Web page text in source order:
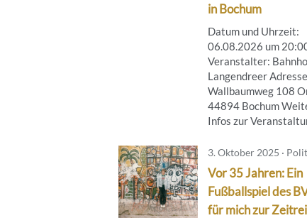
in Bochum
Datum und Uhrzeit:
06.08.2026 um
Veranstalter:
Langendreer
Wallbaumweg 108
44894 Bochum
Infos zur
3. Oktober 2025 ·
Vor 35 Jahren: Ein
Fußballspiel des
für mich zur